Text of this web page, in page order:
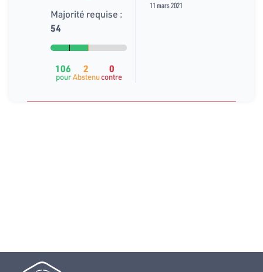
Majorité requise :
54
106
pour
2
Abstenu
0
contre
11 mars 2021